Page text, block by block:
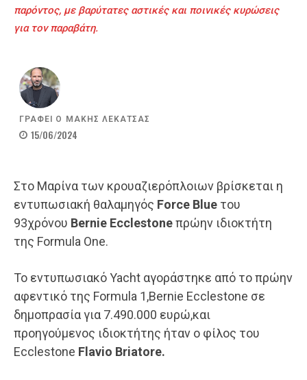
παρόντος, με βαρύτατες αστικές και ποινικές κυρώσεις
για τον παραβάτη.
ΓΡΑΦΕΙ Ο ΜΑΚΗΣ ΛΕΚΑΤΣΑΣ
15/06/2024
Στο Μαρίνα των κρουαζιερόπλοιων βρίσκεται η
εντυπωσιακή θαλαμηγός Force Blue του
93χρόνου Bernie Ecclestoneπρώην ιδιοκτήτη
της Formula One.
Το εντυπωσιακό Yacht αγοράστηκε από το πρώην
αφεντικό της Formula 1,Bernie Ecclestone σε
δημοπρασία για 7.490.000 ευρώ,και
προηγούμενος ιδιοκτήτης ήταν ο φίλος του
Ecclestone Flavio Briatore.